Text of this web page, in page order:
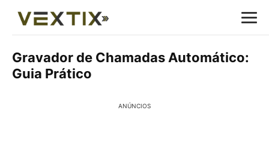
Gravador de Chamadas Automático:
Guia Prático
ANÚNCIOS